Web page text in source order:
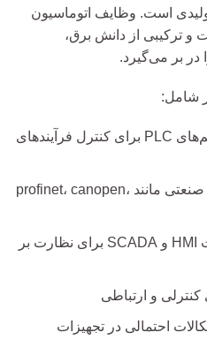
است. وظایف اتوماسیون
و ترکیبی از دانش برق،
در بر می‌گیرد.
شامل:
طراحی و برنامه‌ریزی سیستم‌های PLC برای کنترل فرآیندهای
راه‌اندازی و تنظیم شبکه‌های صنعتی مانند profinet، canopen،
طراحی و پیاده‌سازی صفحات HMI و SCADA برای نظارت بر
و ارتباطی
احتمالی در تجهیزات